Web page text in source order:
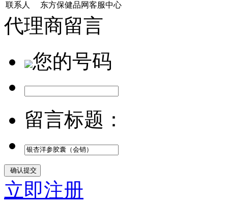
联系人
东方保健品网客服中心
代理商留言
您的号码
留言标题：
立即注册